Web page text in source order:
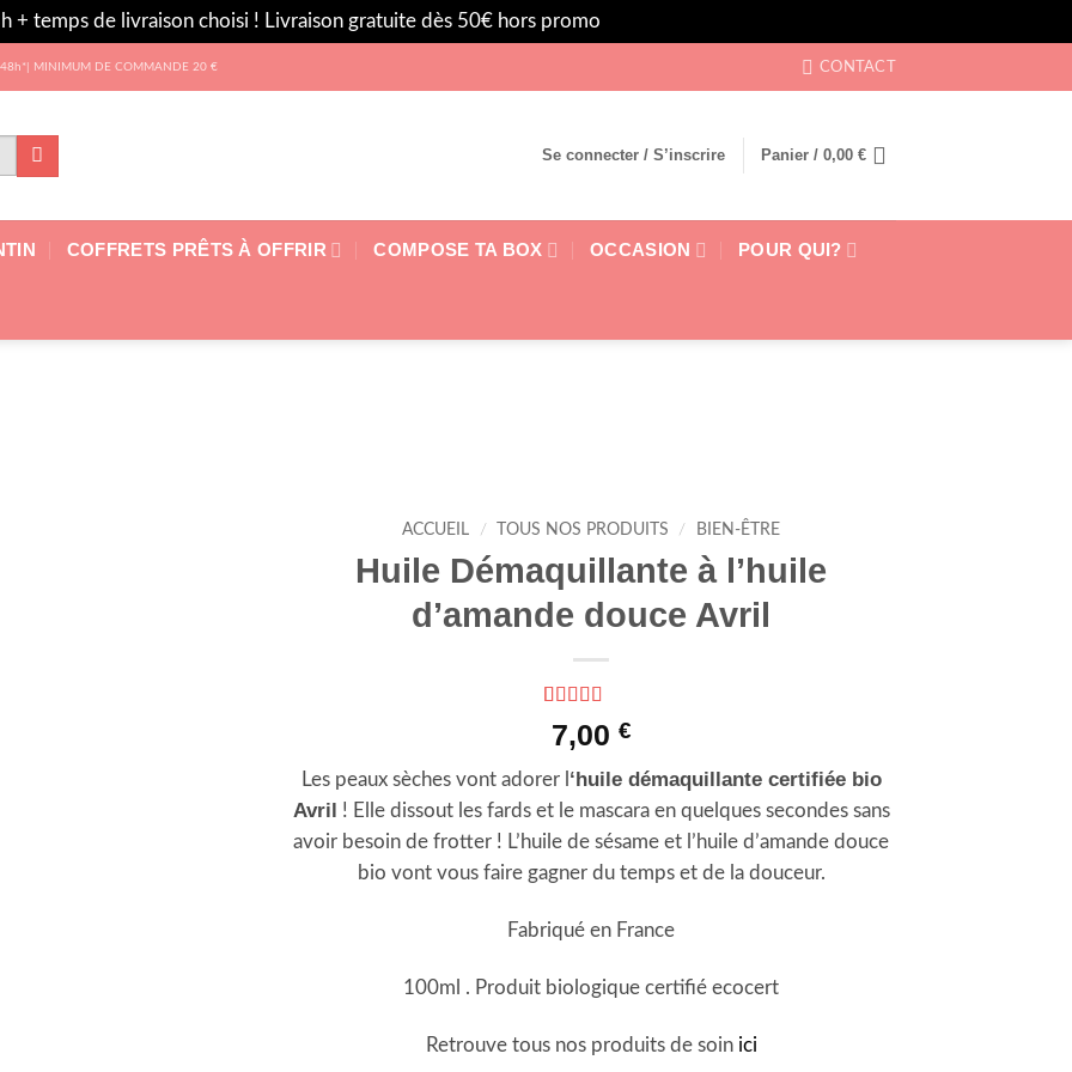
+ temps de livraison choisi ! Livraison gratuite dès 50€ hors promo
48h*| MINIMUM DE COMMANDE 20 € CONTACT
Se connecter / S’inscrire Panier / 0,00 €
COFFRETS PRÊTS À OFFRIR COMPOSE TA BOX OCCASION POUR QUI?
ACCUEIL / TOUS NOS PRODUITS / BIEN-ÊTRE
Huile Démaquillante à l’huile
d’amande douce Avril
Noté5 sur 5
basé sur
client
7,00 €
Les peaux sèches vont adorer l ‘huile démaquillante certifiée bio
Avril ! Elle dissout les fards et le mascara en quelques secondes sans
avoir besoin de frotter ! L’huile de sésame et l’huile d’amande douce
bio vont vous faire gagner du temps et de la douceur.
Fabriqué en France
100ml . Produit biologique certifié ecocert
Retrouve tous nos produits de soin ici